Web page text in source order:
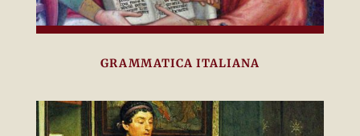
GRAMMATICA ITALIANA